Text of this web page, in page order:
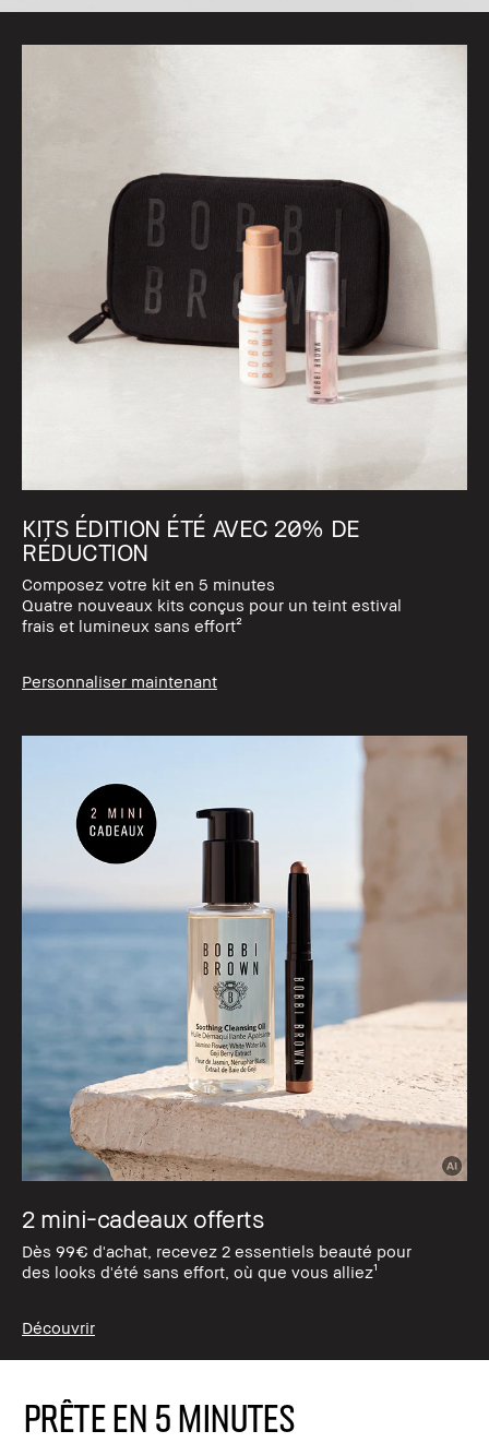
KITS ÉDITION ÉTÉ AVEC 20% DE
RÉDUCTION
Composez votre kit en 5 minutes
Quatre nouveaux kits conçus pour un teint estival
frais et lumineux sans effort²
Personnaliser maintenant
2 mini-cadeaux offerts
Dès 99€ d'achat, recevez 2 essentiels beauté pour
des looks d'été sans effort, où que vous alliez¹
Découvrir
PRÊTE EN 5 MINUTES